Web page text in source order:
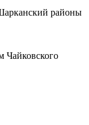
районы
Чайковского